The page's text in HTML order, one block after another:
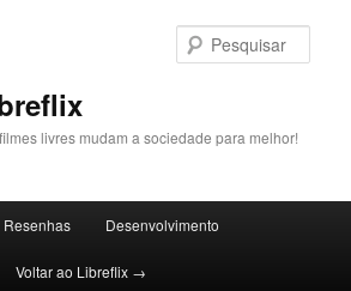
livres mudam a sociedade para melhor!
Resenhas Desenvolvimento
Voltar ao Libreflix →